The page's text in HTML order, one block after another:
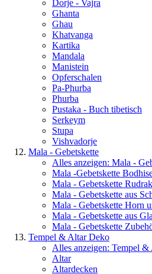
Dorje - Vajra
Ghanta
Ghau
Khatvanga
Kartika
Mandala
Manistein
Opferschalen
Pa-Phurba
Phurba
Pustaka - Buch tibetisch
Serkeym
Stupa
Vishvadorje
Mala - Gebetskette
Alles anzeigen: Mala -
Mala -Gebetskette
Mala - Gebetskette
Mala - Gebetskette aus
Mala - Gebetskette Horn
Mala - Gebetskette aus
Mala - Gebetskette
Tempel & Altar Deko
Alles anzeigen: Tempel
Altar
Altardecken